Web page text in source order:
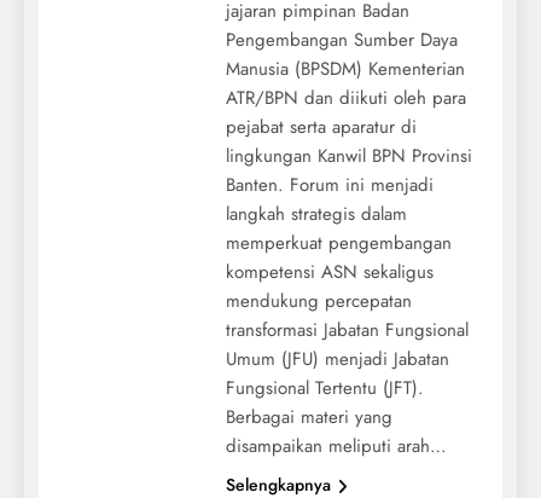
jajaran pimpinan Badan
Pengembangan Sumber Daya
Manusia (BPSDM) Kementerian
ATR/BPN dan diikuti oleh para
pejabat serta aparatur di
lingkungan Kanwil BPN Provinsi
Banten. Forum ini menjadi
langkah strategis dalam
memperkuat pengembangan
kompetensi ASN sekaligus
mendukung percepatan
transformasi Jabatan Fungsional
Umum (JFU) menjadi Jabatan
Fungsional Tertentu (JFT).
Berbagai materi yang
disampaikan meliputi arah…
Selengkapnya